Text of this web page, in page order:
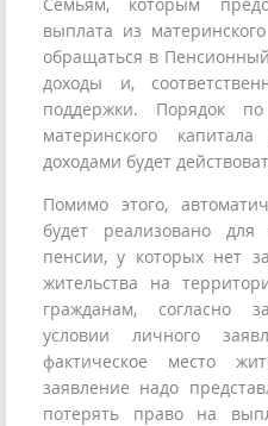
выплата из
обращаться в
доходы и,
поддержки. Порядок
материнского
доходами будет
Помимо этого,
будет реализовано для
пенсии, у которых нет
жительства на
гражданам, согласно
условии личного
фактическое место
заявление надо
потерять право на